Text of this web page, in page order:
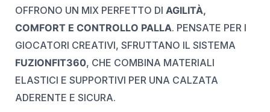
OFFRONO UN MIX PERFETTO DI AGILITÀ,
COMFORT E CONTROLLO PALLA. PENSATE PER I
GIOCATORI CREATIVI, SFRUTTANO IL SISTEMA
FUZIONFIT360, CHE COMBINA MATERIALI
ELASTICI E SUPPORTIVI PER UNA CALZATA
ADERENTE E SICURA.